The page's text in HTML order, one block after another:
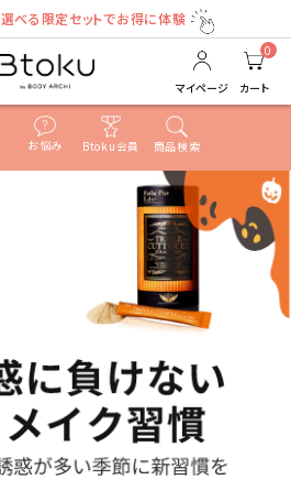
選べる限定セットでお得に体験
マイページ
0
カート
お悩み Btoku会員 商品検索
search